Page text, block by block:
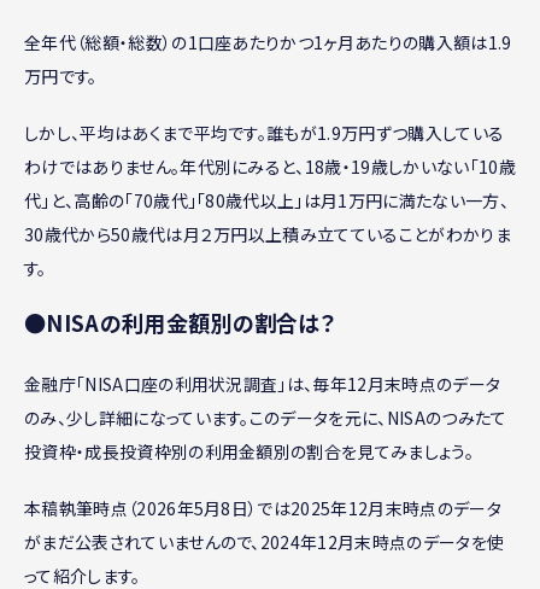
全年代（総額・総数）の1口座あたりかつ1ヶ月あたりの購入額は1.9
万円です。
しかし、平均はあくまで平均です。誰もが1.9万円ずつ購入している
わけではありません。年代別にみると、18歳・19歳しかいない「10歳
代」と、高齢の「70歳代」「80歳代以上」は月1万円に満たない一方、
30歳代から50歳代は月２万円以上積み立てていることがわかりま
す。
●NISAの利用金額別の割合は？
金融庁「NISA口座の利用状況調査」は、毎年12月末時点のデータ
のみ、少し詳細になっています。このデータを元に、NISAのつみたて
投資枠・成長投資枠別の利用金額別の割合を見てみましょう。
本稿執筆時点（2026年5月8日）では2025年12月末時点のデータ
がまだ公表されていませんので、2024年12月末時点のデータを使
って紹介します。